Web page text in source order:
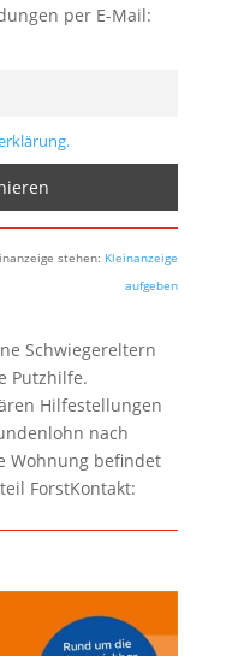
per E-Mail:
stehen: Kleinanzeige
aufgeben
Schwiegereltern
Putzhilfe.
Hilfestellungen
nach
Wohnung befindet
ForstKontakt: